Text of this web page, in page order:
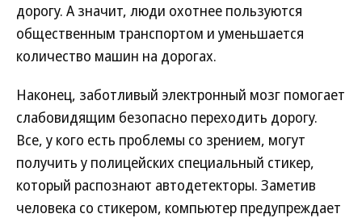
дорогу. А значит, люди охотнее пользуются
общественным транспортом и уменьшается
количество машин на дорогах.
Наконец, заботливый электронный мозг помогает
слабовидящим безопасно переходить дорогу.
Все, у кого есть проблемы со зрением, могут
получить у полицейских специальный стикер,
который распознают автодетекторы. Заметив
человека со стикером, компьютер предупреждает